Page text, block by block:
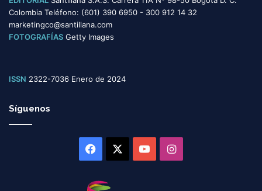
Colombia Teléfono: (601) 390 6950 - 300 912 14 32
marketingco@santillana.com
FOTOGRAFÍAS Getty Images
ISSN 2322-7036 Enero de 2024
Síguenos
Facebook YouTubeInstagram